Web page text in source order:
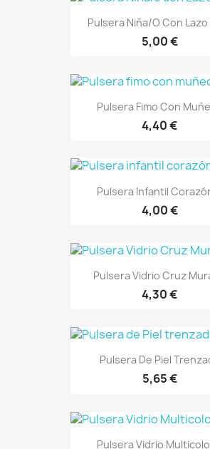
Pulsera Niña/o Con Lazo
5,00 €
Pulsera Fimo Con
4,40 €
Pulsera Infantil
4,00 €
Pulsera Vidrio Cruz
4,30 €
Pulsera De Piel
5,65 €
Pulsera Vidrio